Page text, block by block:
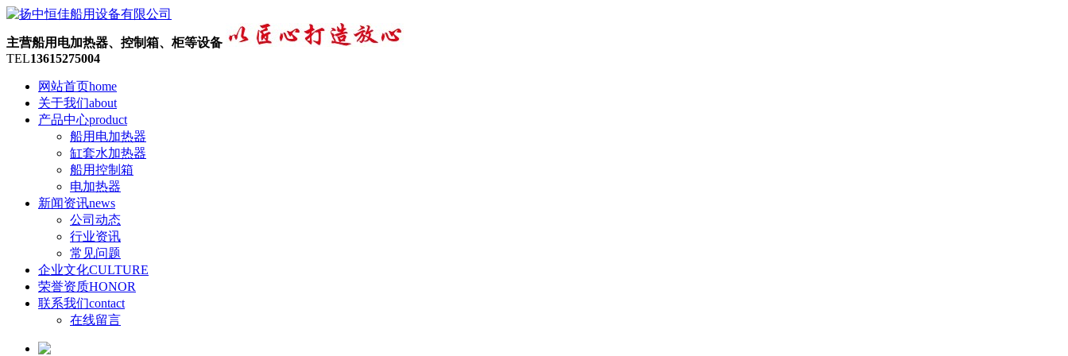
主营船用电加热器、控制箱、柜等设备
TEL13615275004
网站首页home
关于我们about
产品中心product
船用电加热器
缸套水加热器
船用控制箱
电加热器
新闻资讯news
公司动态
行业资讯
常见问题
企业文化CULTURE
荣誉资质HONOR
联系我们contact
在线留言